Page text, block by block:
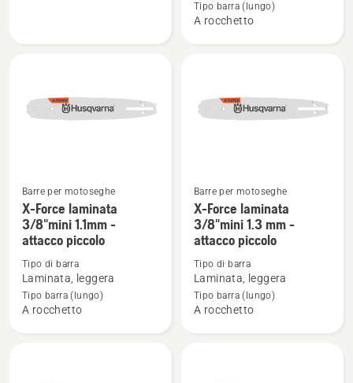
Precision
Tipo barra (lungo)
A rocchetto
Vedi
maggiori
dettagli
su
Force
laminata
Barre per motoseghe
X-Force laminata
3/8"mini 1.1mm -
attacco piccolo
Tipo di barra
Laminata, leggera
Tipo barra (lungo)
A rocchetto
Vedi
maggiori
dettagli
su
Force
laminata
Barre per motoseghe
X-Force laminata
3/8"mini 1.3 mm -
attacco piccolo
Tipo di barra
Laminata, leggera
Tipo barra (lungo)
A rocchetto